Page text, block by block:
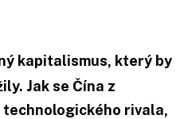
kapitalismus, který by
Jak se Čína z
technologického rivala,